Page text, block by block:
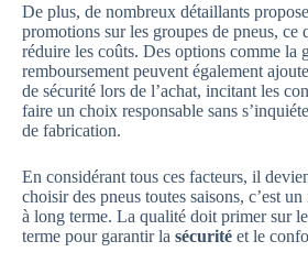
De plus, de nombreux détaillants
promotions sur les groupes de pneus, ce
réduire les coûts. Des options comme la
remboursement peuvent également
de sécurité lors de l’achat, incitant les
faire un choix responsable sans
de fabrication.
En considérant tous ces facteurs, il
choisir des pneus toutes saisons, c’est
à long terme. La qualité doit primer sur
terme pour garantir la sécurité et le